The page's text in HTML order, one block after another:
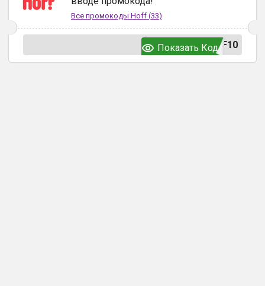
Все промокоды Hoff (33)
F10
Показать Код